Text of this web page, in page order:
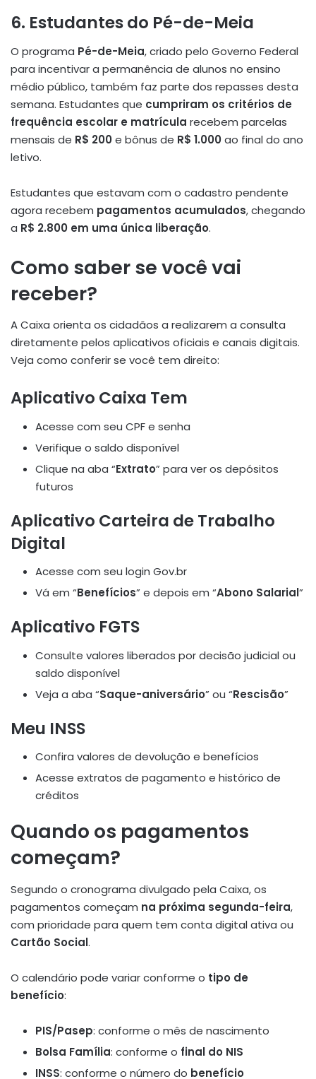
6. Estudantes do Pé-de-Meia
O programa Pé-de-Meia, criado pelo Governo Federal
para incentivar a permanência de alunos no ensino
médio público, também faz parte dos repasses desta
semana. Estudantes que cumpriram os critérios de
frequência escolar e matrícula recebem parcelas
mensais de R$ 200e bônus de R$ 1.000ao final do ano
letivo.
Estudantes que estavam com o cadastro pendente
agora recebem pagamentos acumulados, chegando
a R$ 2.800 em uma única liberação.
Como saber se você vai
receber?
A Caixa orienta os cidadãos a realizarem a consulta
diretamente pelos aplicativos oficiais e canais digitais.
Veja como conferir se você tem direito:
Aplicativo Caixa Tem
Acesse com seu CPF e senha
Verifique o saldo disponível
Clique na aba “Extrato” para ver os depósitos
futuros
Aplicativo Carteira de Trabalho
Digital
Acesse com seu login Gov.br
Vá em “Benefícios” e depois em “Abono Salarial”
Aplicativo FGTS
Consulte valores liberados por decisão judicial ou
saldo disponível
Veja a aba “Saque-aniversário” ou “Rescisão”
Meu INSS
Confira valores de devolução e benefícios
Acesse extratos de pagamento e histórico de
créditos
Quando os pagamentos
começam?
Segundo o cronograma divulgado pela Caixa, os
pagamentos começam na próxima segunda-feira,
com prioridade para quem tem conta digital ativa ou
Cartão Social.
O calendário pode variar conforme o tipo de
benefício:
PIS/Pasep: conforme o mês de nascimento
Bolsa Família: conforme o final do NIS
INSS: conforme o número do benefício